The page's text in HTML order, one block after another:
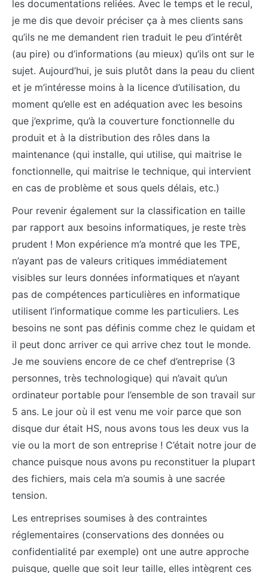
les documentations reliées. Avec le temps et le recul,
je me dis que devoir préciser ça à mes clients sans
qu’ils ne me demandent rien traduit le peu d’intérêt
(au pire) ou d’informations (au mieux) qu’ils ont sur le
sujet. Aujourd’hui, je suis plutôt dans la peau du client
et je m’intéresse moins à la licence d’utilisation, du
moment qu’elle est en adéquation avec les besoins
que j’exprime, qu’à la couverture fonctionnelle du
produit et à la distribution des rôles dans la
maintenance (qui installe, qui utilise, qui maitrise le
fonctionnelle, qui maitrise le technique, qui intervient
en cas de problème et sous quels délais, etc.)
Pour revenir également sur la classification en taille
par rapport aux besoins informatiques, je reste très
prudent ! Mon expérience m’a montré que les TPE,
n’ayant pas de valeurs critiques immédiatement
visibles sur leurs données informatiques et n’ayant
pas de compétences particulières en informatique
utilisent l’informatique comme les particuliers. Les
besoins ne sont pas définis comme chez le quidam et
il peut donc arriver ce qui arrive chez tout le monde.
Je me souviens encore de ce chef d’entreprise (3
personnes, très technologique) qui n’avait qu’un
ordinateur portable pour l’ensemble de son travail sur
5 ans. Le jour où il est venu me voir parce que son
disque dur était HS, nous avons tous les deux vus la
vie ou la mort de son entreprise ! C’était notre jour de
chance puisque nous avons pu reconstituer la plupart
des fichiers, mais cela m’a soumis à une sacrée
tension.
Les entreprises soumises à des contraintes
réglementaires (conservations des données ou
confidentialité par exemple) ont une autre approche
puisque, quelle que soit leur taille, elles intègrent ces